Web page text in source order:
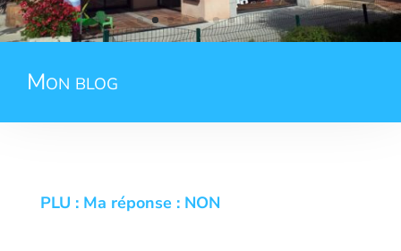
Mon blog
PLU : Ma réponse : NON